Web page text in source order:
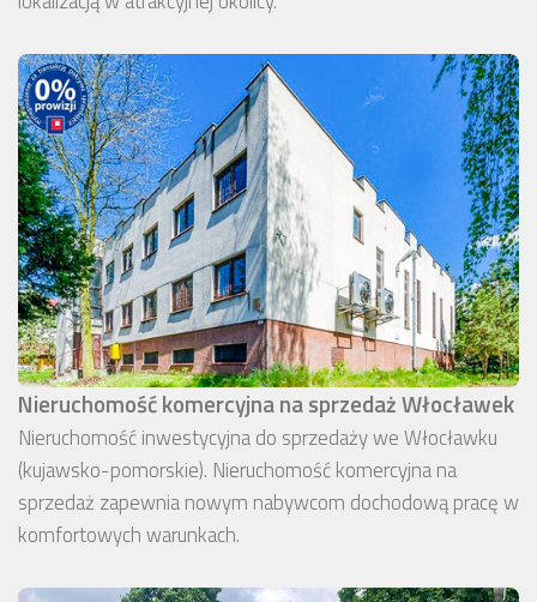
Nieruchomość komercyjna na sprzedaż Włocławek
Nieruchomość inwestycyjna do sprzedaży we Włocławku
(kujawsko-pomorskie). Nieruchomość komercyjna na
sprzedaż zapewnia nowym nabywcom dochodową pracę w
komfortowych warunkach.